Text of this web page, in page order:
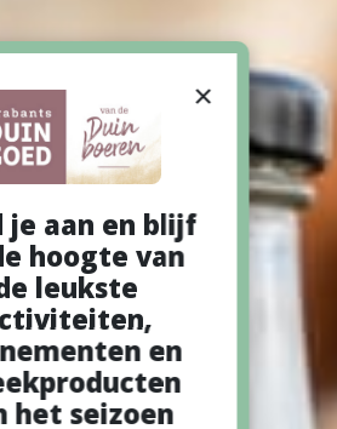
×
je aan en blijf
hoogte van
leukste
en
het seizoen